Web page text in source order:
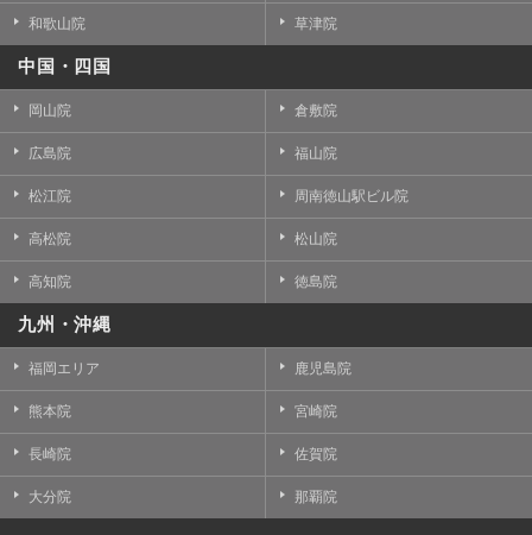
和歌山院 草津院
中国・四国
岡山院 倉敷院
広島院 福山院
松江院 周南徳山駅ビル院
高松院 松山院
高知院 徳島院
九州・沖縄
福岡エリア 鹿児島院
熊本院 宮崎院
長崎院 佐賀院
大分院 那覇院